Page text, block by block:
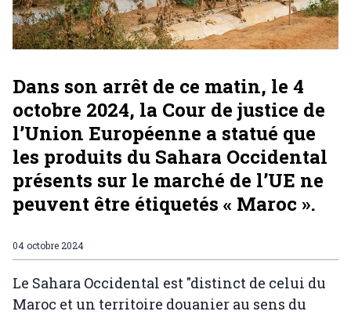
Dans son arrêt de ce matin, le 4
octobre 2024, la Cour de justice de
l’Union Européenne a statué que
les produits du Sahara Occidental
présents sur le marché de l’UE ne
peuvent être étiquetés « Maroc ».
04 octobre 2024
Le Sahara Occidental est "distinct de celui du
Maroc et un territoire douanier au sens du